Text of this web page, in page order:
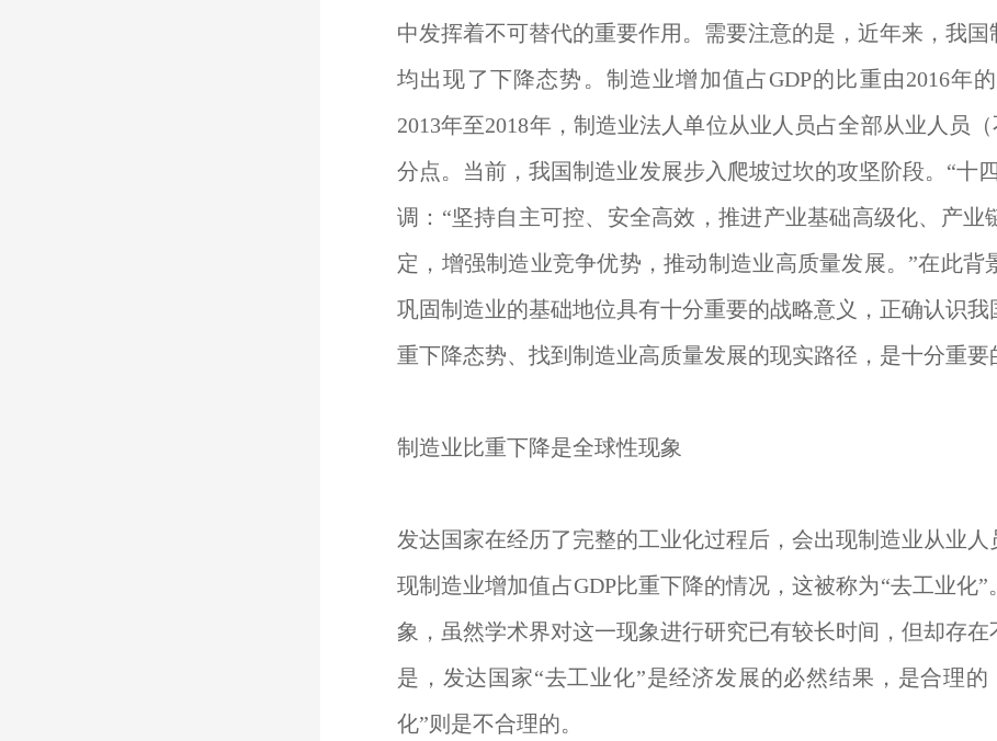
中发挥着不可替代的重要作用。需要注意的是，近年来，我
均出现了下降态势。制造业增加值占GDP的比重由2016年的
2013年至2018年，制造业法人单位从业人员占全部从业人员
分点。当前，我国制造业发展步入爬坡过坎的攻坚阶段。“十
调：“坚持自主可控、安全高效，推进产业基础高级化、产
定，增强制造业竞争优势，推动制造业高质量发展。”在此背
巩固制造业的基础地位具有十分重要的战略意义，正确认识
重下降态势、找到制造业高质量发展的现实路径，是十分重要
制造业比重下降是全球性现象
发达国家在经历了完整的工业化过程后，会出现制造业从业
现制造业增加值占GDP比重下降的情况，这被称为“去工业化
象，虽然学术界对这一现象进行研究已有较长时间，但却存
是，发达国家“去工业化”是经济发展的必然结果，是合理
化”则是不合理的。